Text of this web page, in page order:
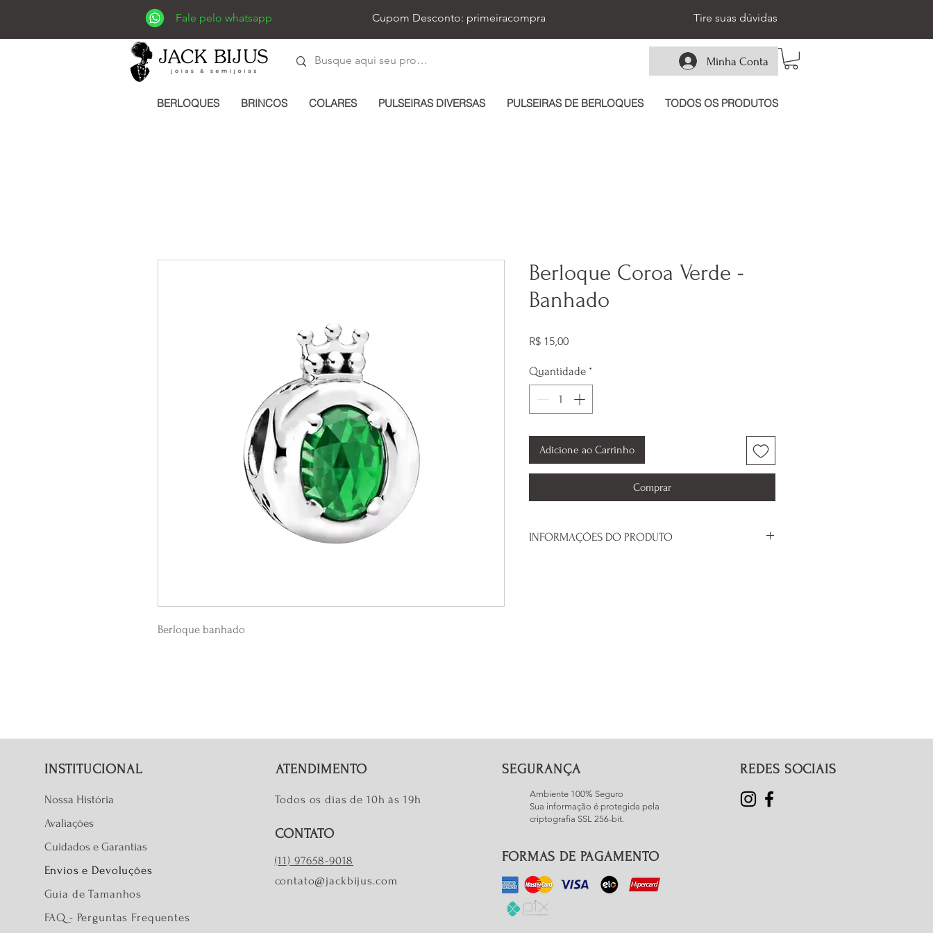
Fale pelo whatsapp Cupom Desconto: primeiracompra Tire suas dúvidas
Minha Conta
BERLOQUES BRINCOS COLARES PULSEIRAS DIVERSAS PULSEIRAS DE BERLOQUES TODOS OS PRODUTOS
Berloque banhado
Berloque Coroa Verde -
Banhado
R$ 15,00Preço
Quantidade *
Adicione ao Carrinho
Comprar
INFORMAÇÕES DO PRODUTO
INSTITUCIONAL
Nossa História
Avaliações
Cuidados e Garantias
Envios e Devoluções
Guia de Tamanhos
FAQ - Perguntas Frequentes
ATENDIMENTO
Todos os dias de 10h às 19h
CONTATO
(11) 97658-9018
contato@jackbijus.com
SEGURANÇA
Ambiente 100% Seguro
Sua informação é protegida pela
criptografia SSL 256-bit.
FORMAS DE PAGAMENTO
REDES SOCIAIS